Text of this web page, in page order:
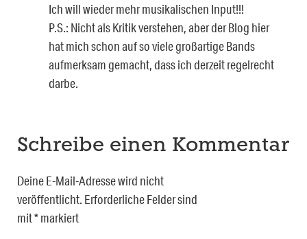
Ich will wieder mehr musikalischen Input!!!
P.S.: Nicht als Kritik verstehen, aber der Blog hier
hat mich schon auf so viele großartige Bands
aufmerksam gemacht, dass ich derzeit regelrecht
darbe.
Schreibe einen Kommentar
Deine E-Mail-Adresse wird nicht
veröffentlicht. Erforderliche Felder sind
mit*markiert